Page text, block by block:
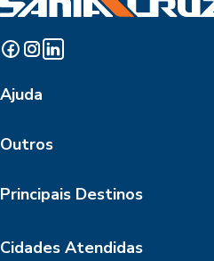
Ajuda
Outros
Principais Destinos
Cidades Atendidas